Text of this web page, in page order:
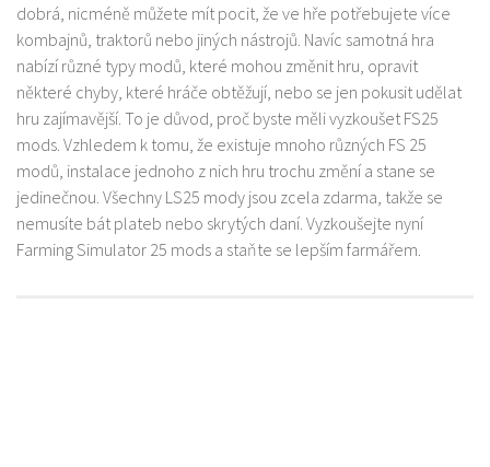
dobrá, nicméně můžete mít pocit, že ve hře potřebujete více
kombajnů, traktorů nebo jiných nástrojů. Navíc samotná hra
nabízí různé typy modů, které mohou změnit hru, opravit
některé chyby, které hráče obtěžují, nebo se jen pokusit udělat
hru zajímavější. To je důvod, proč byste měli vyzkoušet FS25
mods. Vzhledem k tomu, že existuje mnoho různých FS 25
modů, instalace jednoho z nich hru trochu změní a stane se
jedinečnou. Všechny LS25 mody jsou zcela zdarma, takže se
nemusíte bát plateb nebo skrytých daní. Vyzkoušejte nyní
Farming Simulator 25 mods a staňte se lepším farmářem.